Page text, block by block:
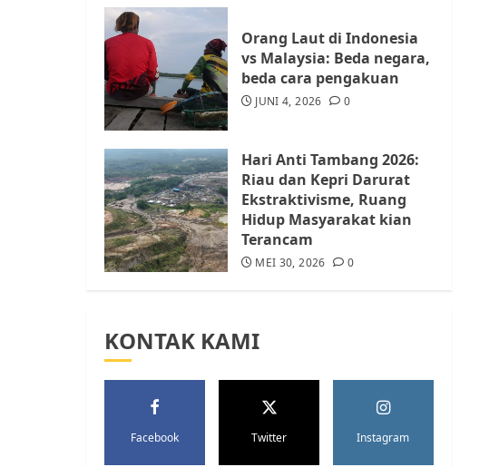
5
Tim Advokasi Desak BP
Batam Berhenti
Merampas Tanah Warga
Rempang
Orang Laut di Indonesia
vs Malaysia: Beda negara,
beda cara pengakuan
JUNI 4, 2026 0
Hari Anti Tambang 2026:
Riau dan Kepri Darurat
Ekstraktivisme, Ruang
Hidup Masyarakat kian
Terancam
MEI 30, 2026 0
KONTAK KAMI
Facebook Twitter Instagram